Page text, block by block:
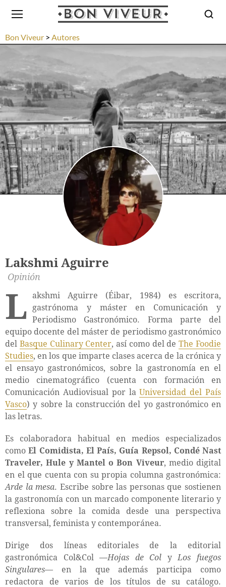
Bon Viveur Autores
Lakshmi Aguirre
Opinión
L akshmi Aguirre (Éibar, 1984) es escritora,
gastrónoma y máster en Comunicación y
Periodismo Gastronómico. Forma parte del
equipo docente del máster de periodismo gastronómico
del Basque Culinary Center, así como del deThe Foodie
Studies, en los que imparte clases acerca de la crónica y
el ensayo gastronómicos, sobre la gastronomía en el
medio cinematográfico (cuenta con formación en
Comunicación Audiovisual por laUniversidad del País
Vasco) y sobre la construcción del yo gastronómico en
las letras.
Es colaboradora habitual en medios especializados
comoEl Comidista, El País, Guía Repsol, Condé Nast
Traveler, Hule y Mantel o Bon Viveur, medio digital
en el que cuenta con su propia columna gastronómica:
Arde la mesa. Escribe sobre las personas que sostienen
la gastronomía con un marcado componente literario y
reflexiona sobre la comida desde una perspectiva
transversal, feminista y contemporánea.
Dirige dos líneas editoriales de la editorial
gastronómica Col&Col —Hojas de Col y Los fuegos
Singulares— en la que además participa como
redactora de varios de los títulos de su catálogo.